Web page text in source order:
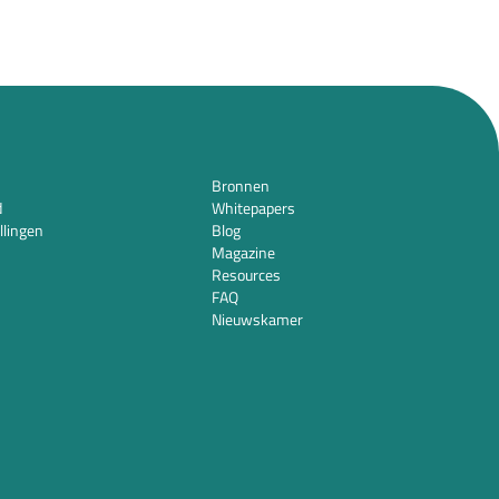
Bronnen
Whitepapers
Blog
Magazine
Resources
FAQ
Nieuwskamer